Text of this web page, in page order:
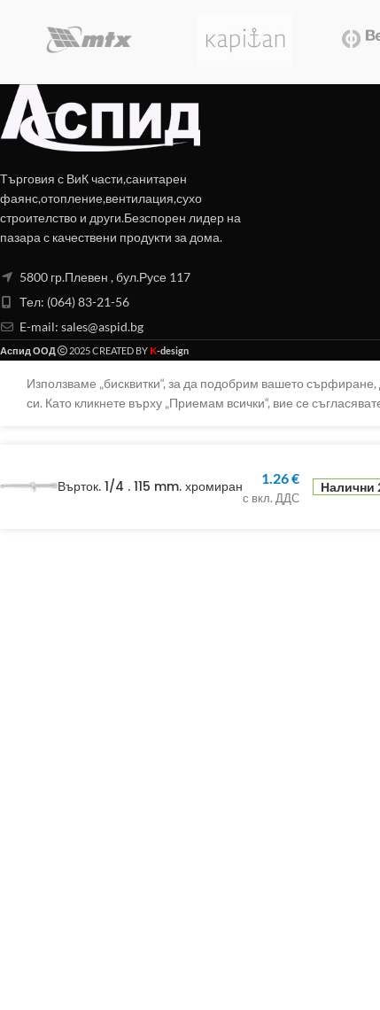
Търговия с ВиК части,санитарен
фаянс,отопление,вентилация,сухо
строителство и други.Безспорен лидер на
пазара с качествени продукти за дома.
5800 гр.Плевен , бул.Русе 117
Тел: (064) 83-21-56
E-mail: sales@aspid.bg
Аспид ООД 2025 CREATED BY K-design
Използваме „бисквитки“, за да подобрим вашето
си. Като кликнете върху „Приемам всички“, вие се
Върток. 1/4 . 115 mm. хромиран 1.26€
с вкл. ДДС
Налични